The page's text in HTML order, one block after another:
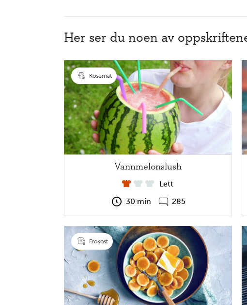
Her ser du noen av
Kosemat
Vannmelonslush
Lett
30 min
285
Frokost